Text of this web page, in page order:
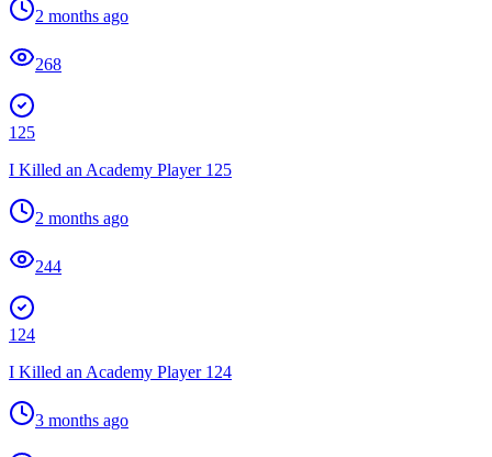
2 months ago
268
125
I Killed an Academy Player 125
2 months ago
244
124
I Killed an Academy Player 124
3 months ago